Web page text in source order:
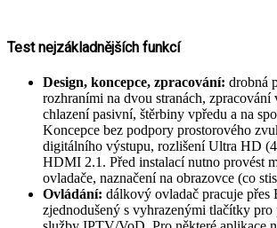
Test nejzákladnějších funkcí
Design, koncepce, zpracování: drobná
rozhraními na dvou stranách, zpracování
chlazení pasivní, štěrbiny vpředu a na
Koncepce bez podpory prostorového
digitálního výstupu, rozlišení Ultra HD
HDMI 2.1. Před instalací nutno provést
ovladače, naznačení na obrazovce (co
Ovládání: dálkový ovladač pracuje přes
zjednodušený s vyhrazenými tlačítky pro